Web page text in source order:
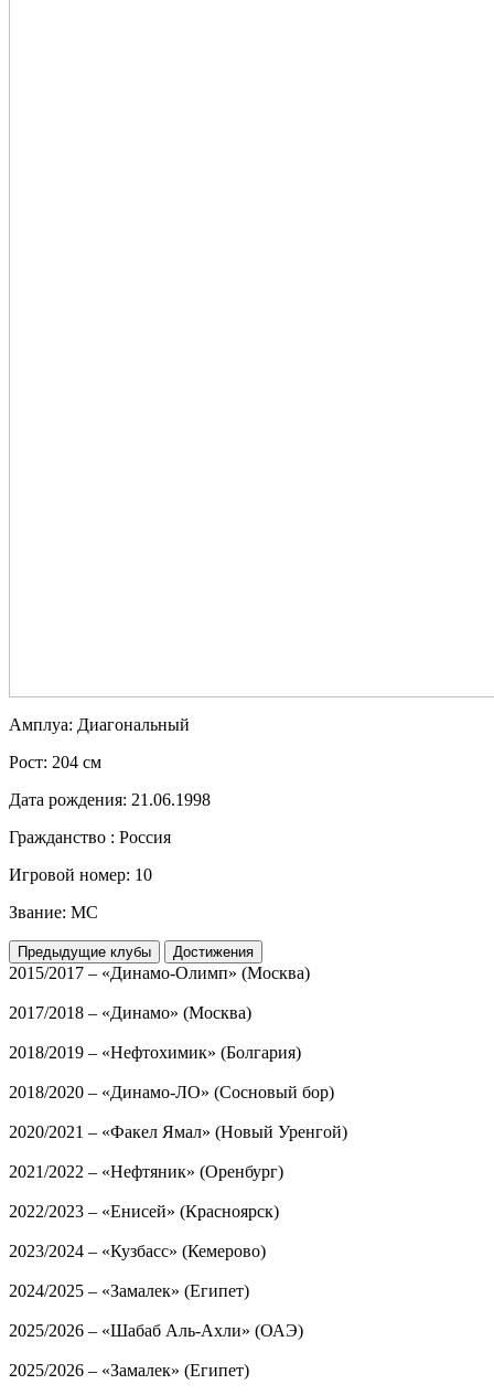
Амплуа: Диагональный
Рост: 204 см
Дата рождения: 21.06.1998
Гражданство : Россия
Игровой номер: 10
Звание: МС
Предыдущие клубы Достижения
2015/2017 – «Динамо-Олимп» (Москва)
2017/2018 – «Динамо» (Москва)
2018/2019 – «Нефтохимик» (Болгария)
2018/2020 – «Динамо-ЛО» (Сосновый бор)
2020/2021 – «Факел Ямал» (Новый Уренгой)
2021/2022 – «Нефтяник» (Оренбург)
2022/2023 – «Енисей» (Красноярск)
2023/2024 – «Кузбасс» (Кемерово)
2024/2025 – «Замалек» (Египет)
2025/2026 – «Шабаб Аль-Ахли» (ОАЭ)
2025/2026 – «Замалек» (Египет)